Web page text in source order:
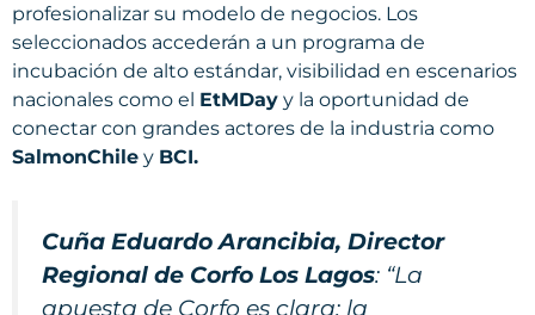
profesionalizar su modelo de negocios. Los
seleccionados accederán a un programa de
incubación de alto estándar, visibilidad en escenarios
nacionales como el EtMDay y la oportunidad de
conectar con grandes actores de la industria como
SalmonChile y BCI.
Cuña Eduardo Arancibia, Director
Regional de Corfo Los Lagos: “La
apuesta de Corfo es clara: la